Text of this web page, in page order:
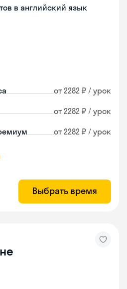
в английский язык
от 2282 ₽ / урок
от 2282 ₽ / урок
от 2282 ₽ / урок
Выбрать время